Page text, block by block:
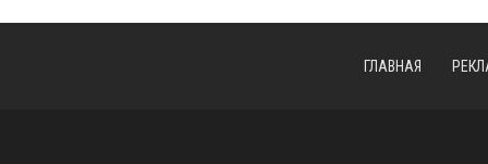
ГЛАВНАЯ